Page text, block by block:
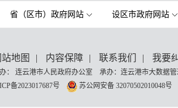
省（区市）政府网站 设区市政府网站
站地图 | 内容保障 | 联系我们 | 我要
： 连云港市人民政府办公室 承办：连云港市大数据
备2023017687号
苏公网安备 32070502010048号